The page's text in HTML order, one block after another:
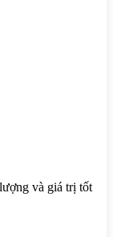
và giá trị tốt